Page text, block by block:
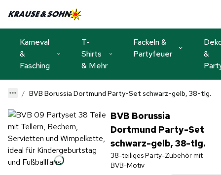
Karneval
&
Fasching
T-
Shirts
& Mehr
Fackeln &
Partyfeuer
&
BVB Borussia Dortmund Party-Set schwarz-gelb, 38-tlg.
BVB Borussia
Dortmund Party-Set
schwarz-gelb, 38-tlg.
38-teiliges Party-Zubehör mit
BVB-Motiv